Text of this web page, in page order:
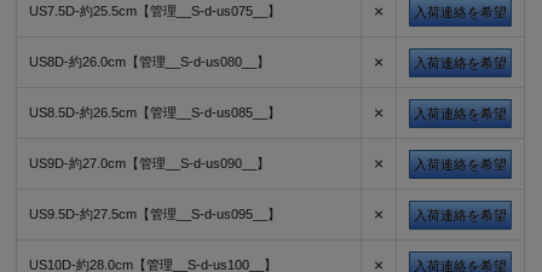
US7.5D-約25.5cm【管理__S-d-us075__】 × 入荷連絡を希望
US8D-約26.0cm【管理__S-d-us080__】 × 入荷連絡を希望
US8.5D-約26.5cm【管理__S-d-us085__】 × 入荷連絡を希望
US9D-約27.0cm【管理__S-d-us090__】 × 入荷連絡を希望
US9.5D-約27.5cm【管理__S-d-us095__】 × 入荷連絡を希望
US10D-約28.0cm【管理__S-d-us100__】 × 入荷連絡を希望